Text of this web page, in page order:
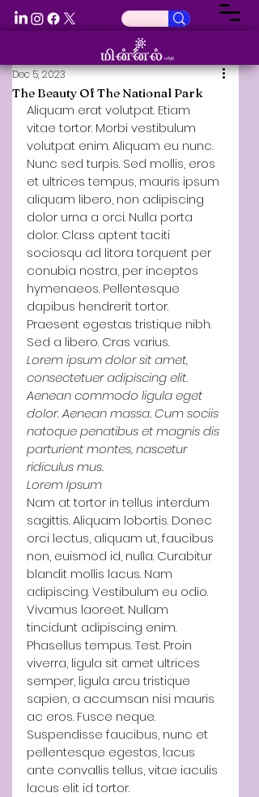
The Beauty Of The National Park
Dec 5, 2023
Aliquam erat volutpat. Etiam
vitae tortor. Morbi vestibulum
volutpat enim. Aliquam eu nunc.
Nunc sed turpis. Sed mollis, eros
et ultrices tempus, mauris ipsum
aliquam libero, non adipiscing
dolor urna a orci. Nulla porta
dolor. Class aptent taciti
sociosqu ad litora torquent per
conubia nostra, per inceptos
hymenaeos. Pellentesque
dapibus hendrerit tortor.
Praesent egestas tristique nibh.
Sed a libero. Cras varius.
Lorem ipsum dolor sit amet,
consectetuer adipiscing elit.
Aenean commodo ligula eget
dolor. Aenean massa. Cum sociis
natoque penatibus et magnis dis
parturient montes, nascetur
ridiculus mus.
Lorem Ipsum
Nam at tortor in tellus interdum
sagittis. Aliquam lobortis. Donec
orci lectus, aliquam ut, faucibus
non, euismod id, nulla. Curabitur
blandit mollis lacus. Nam
adipiscing. Vestibulum eu odio.
Vivamus laoreet. Nullam
tincidunt adipiscing enim.
Phasellus tempus. Test. Proin
viverra, ligula sit amet ultrices
semper, ligula arcu tristique
sapien, a accumsan nisi mauris
ac eros. Fusce neque.
Suspendisse faucibus, nunc et
pellentesque egestas, lacus
ante convallis tellus, vitae iaculis
lacus elit id tortor.